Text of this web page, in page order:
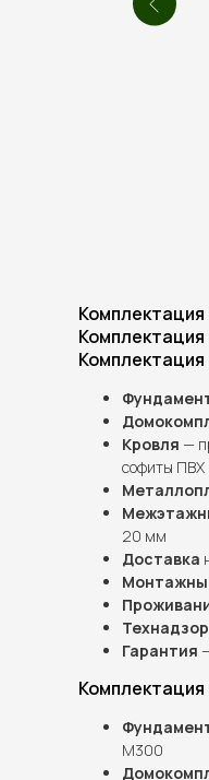
Комплектация
Комплектация
Кровля —
софиты ПВХ
20 мм
Доставка
Технадзор
Гарантия
М300